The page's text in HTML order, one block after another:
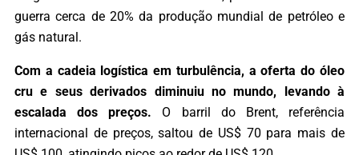
guerra cerca de 20% da produção mundial de petróleo e
gás natural.
Com a cadeia logística em turbulência, a oferta do óleo
cru e seus derivados diminuiu no mundo, levando à
escalada dos preços. O barril do Brent, referência
internacional de preços, saltou de US$ 70 para mais de